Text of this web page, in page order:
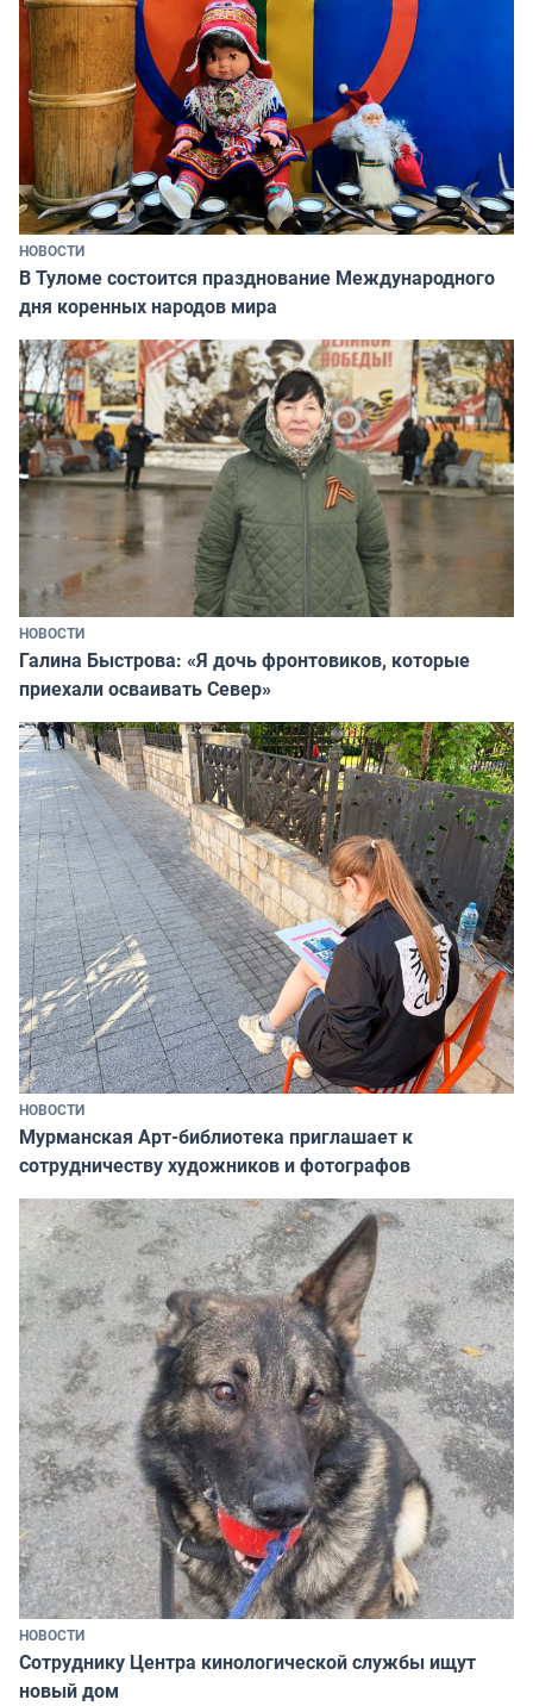
НОВОСТИ
В Туломе состоится празднование Международного
дня коренных народов мира
НОВОСТИ
Галина Быстрова: «Я дочь фронтовиков, которые
приехали осваивать Север»
НОВОСТИ
Мурманская Арт-библиотека приглашает к
сотрудничеству художников и фотографов
НОВОСТИ
Сотруднику Центра кинологической службы ищут
новый дом